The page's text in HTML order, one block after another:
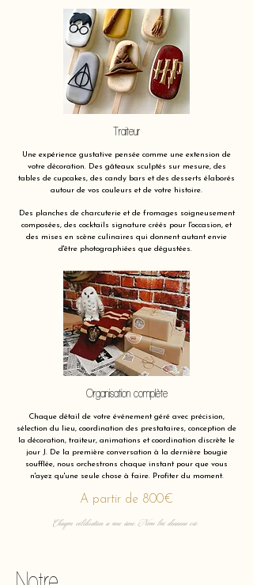
Traiteur
Une expérience gustative pensée comme une extension de
votre décoration. Des gâteaux sculptés sur mesure, des
tables de cupcakes, des candy bars et des desserts élaborés
autour de vos couleurs et de votre histoire.
Des planches de charcuterie et de fromages soigneusement
composées, des cocktails signature créés pour l'occasion, et
des mises en scène culinaires qui donnent autant envie
d'être photographiées que dégustées.
Organisation complète
Chaque détail de votre événement géré avec précision,
sélection du lieu, coordination des prestataires, conception de
la décoration, traiteur, animations et coordination discrète le
jour J. De la première conversation à la dernière bougie
soufflée, nous orchestrons chaque instant pour que vous
n'ayez qu'une seule chose à faire. Profiter du moment.
A partir de 800€
Chaque célébration a une âme. Nous lui donnons vie.